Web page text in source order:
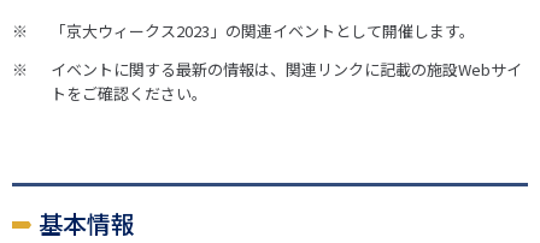
「京大ウィークス2023」の関連イベントとして開催します。
イベントに関する最新の情報は、関連リンクに記載の施設Webサイ
トをご確認ください。
基本情報